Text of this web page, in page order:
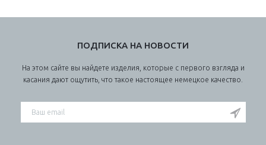
ПОДПИСКА НА НОВОСТИ
На этом сайте вы найдете изделия, которые с первого взгляда и
касания дают ощутить, что такое настоящее немецкое качество.